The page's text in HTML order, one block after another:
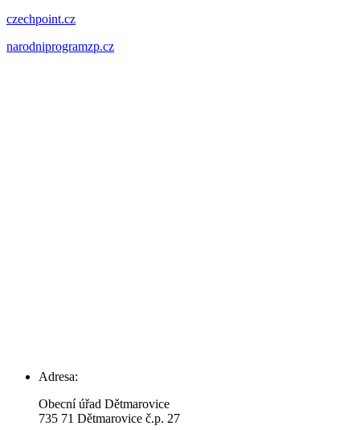
czechpoint.cz
narodniprogramzp.cz
Adresa:
Obecní úřad Dětmarovice
735 71 Dětmarovice č.p. 27